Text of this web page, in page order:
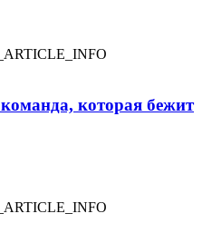
которая бежит